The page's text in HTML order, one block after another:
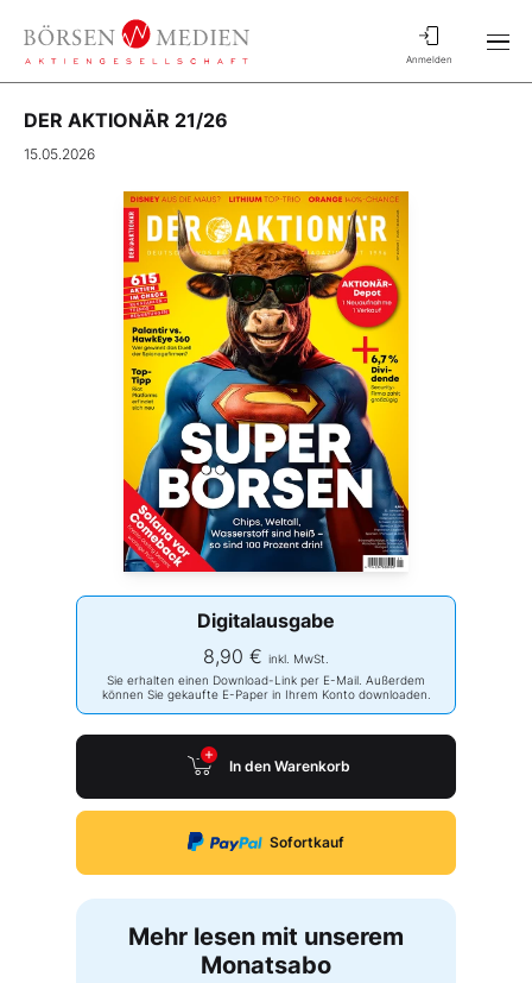
Anmelden
DER AKTIONÄR 21/26
15.05.2026
Digitalausgabe
8,90 € inkl. MwSt.
Sie erhalten einen Download-Link per E-Mail. Außerdem
können Sie gekaufte E-Paper in Ihrem Konto downloaden.
In den Warenkorb
Sofortkauf
Mehr lesen mit unserem
Monatsabo